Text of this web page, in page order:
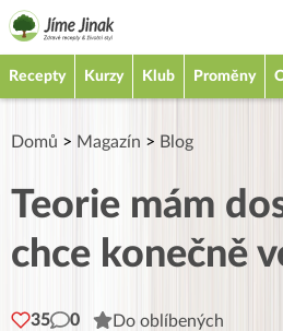
Recepty Kurzy Klub Proměny
Domů > Magazín > Blog
Teorie mám
chce konečně
35 0 Do oblíbených